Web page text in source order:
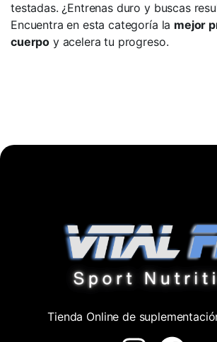
testadas. ¿Entrenas duro y buscas
Encuentra en esta categoría la mejor
cuerpo y acelera tu progreso.
Tienda Online de